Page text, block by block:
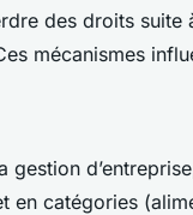
des droits suite
mécanismes
gestion
en catégories